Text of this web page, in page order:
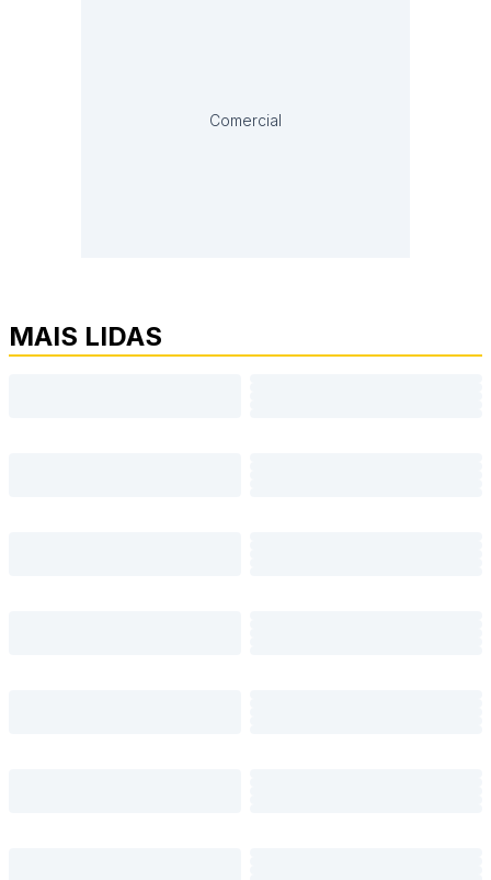
Comercial
MAIS LIDAS